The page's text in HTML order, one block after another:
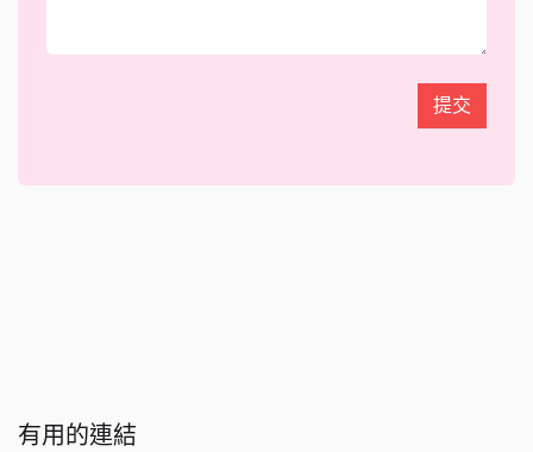
提交
有用的連結